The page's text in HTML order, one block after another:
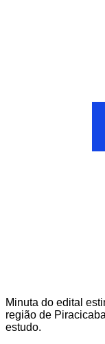
Minuta do edital
região de
estudo.